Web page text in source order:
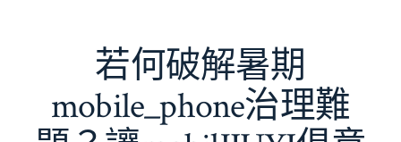
若何破解暑期
mobile_phone治理難